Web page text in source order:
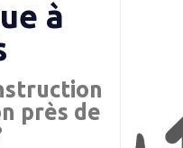
à
près de